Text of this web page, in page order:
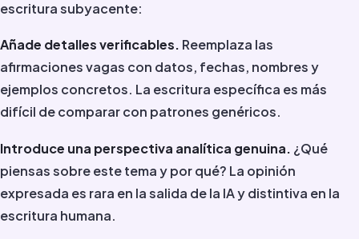
escritura subyacente:
Añade detalles verificables. Reemplaza las
afirmaciones vagas con datos, fechas, nombres y
ejemplos concretos. La escritura específica es más
difícil de comparar con patrones genéricos.
Introduce una perspectiva analítica genuina. ¿Qué
piensas sobre este tema y por qué? La opinión
expresada es rara en la salida de la IA y distintiva en la
escritura humana.